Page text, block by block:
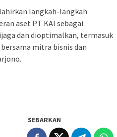
langkah-langkah
aset PT KAI sebagai
dan dioptimalkan, termasuk
mitra bisnis dan
SEBARKAN